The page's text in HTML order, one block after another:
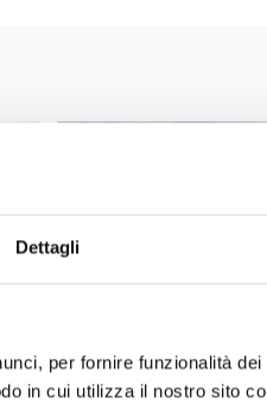
Dettagli
per fornire funzionalità
in cui utilizza il nostro sito